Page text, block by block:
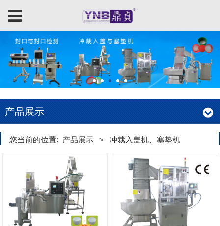
产品展示
您当前的位置: 产品展示 > 冲裁入盖机、塞垫机